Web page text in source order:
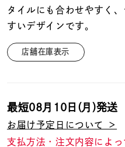
メンズ
リングサイズ
在庫
タイルにも合わせやすく
すいデザインです。
店舗在庫表示
最短08月10日(月)発送
お届け予定日について ＞
支払方法・注文内容によっ